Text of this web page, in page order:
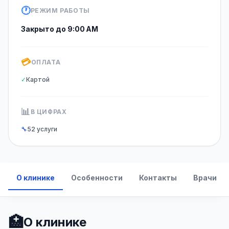
🕐РЕЖИМ РАБОТЫ
Закрыто до 9:00 AM
💳ОПЛАТА
✓Картой
📊 В ЦИФРАХ
🔧52 услуги
О клинике Особенности Контакты Врачи
🏥О клинике